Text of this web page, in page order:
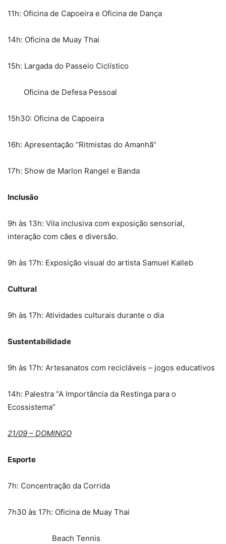
11h: Oficina de Capoeira e Oficina de Dança
14h: Oficina de Muay Thai
15h: Largada do Passeio Ciclístico
Oficina de Defesa Pessoal
15h30: Oficina de Capoeira
16h: Apresentação “Ritmistas do Amanhã”
17h: Show de Marlon Rangel e Banda
Inclusão
9h às 13h: Vila inclusiva com exposição sensorial,
interação com cães e diversão.
9h às 17h: Exposição visual do artista Samuel Kalleb
Cultural
9h às 17h: Atividades culturais durante o dia
Sustentabilidade
9h às 17h: Artesanatos com recicláveis – jogos educativos
14h: Palestra “A Importância da Restinga para o
Ecossistema”
21/09 – DOMINGO
Esporte
7h: Concentração da Corrida
7h30 às 17h: Oficina de Muay Thai
Beach Tennis